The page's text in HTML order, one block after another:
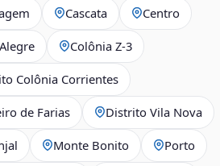
Cascata Centro
Colônia Z-3
Colônia Corrientes
de Farias Distrito Vila Nova
Monte Bonito Porto